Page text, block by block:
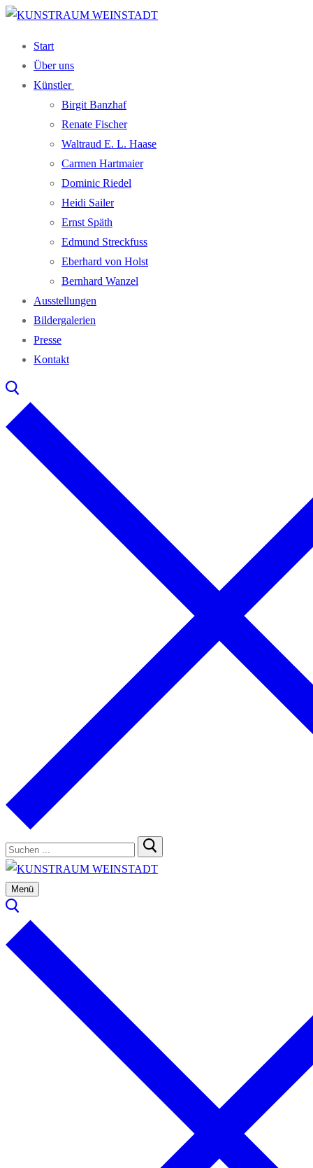
Zum
springen
Menü
Schließen
Start
Über uns
Künst­ler
Bir­git Banzhaf
Rena­te Fischer
Wal­traud E. L. Haase
Car­men Hartmaier
Domi­nic Riedel
Hei­di Sailer
Ernst Späth
Edmund Streck­fuss
Eber­hard von Holst
Bern­hard Wanzel
Aus­stel­lun­gen
Bil­der­ga­le­rien
Pres­se
Kon­takt
Suchen
nach:
Menü